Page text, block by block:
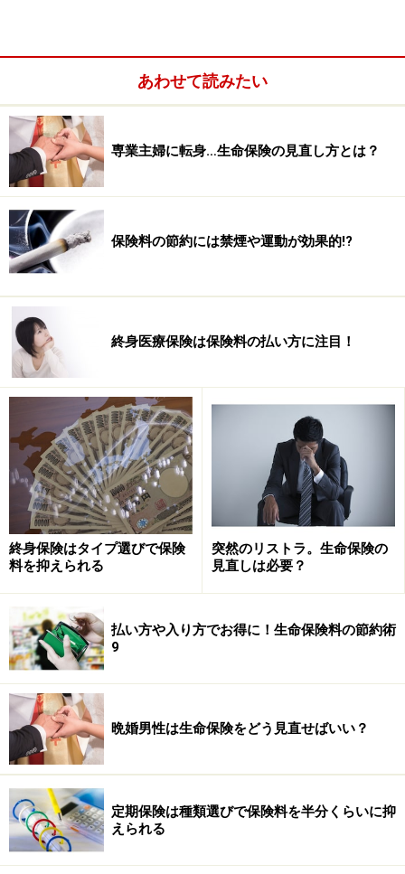
2種類の個人年金保険
個人年金保険には2つの種類があります。一つは、契約
時に受け取る年金が決まっていて、どんなに不況になっ
てもその金額が約束されている「定額」タイプ。もう一
つは受け取る年金が運用によって変わってくる「変額」
タイプです。それぞれについてご案内しましょう。
定額タイプの個人年金保険
「定額」タイプは、保険に加入（契約）する時に受け取
る年金、途中で解約したらいくらといった金額が決まっ
ています。加入時の経済状況、金利の動向などが今後も
ると考える人にあっています。
資産運用しないと損、分散長期投資で安定的なリターン
（運用による収益）を確保しよう、リスクを取らない運
用をしない人はそれ自体がリスクだ（結局インフレにな
ると信じている人は、そんな風に考えます、当たり前で
すね）と言われていました。いや現在も多くのＦＰ（フ
ァイナンシャルプランナー）がそう話しています。
しかし、ここ半年の世界同時不況においてはその理屈は
どこかに吹っ飛んでしまいました。
あわせて読みたい
専業主婦に転身…生命保険の見直し方とは？
保険料の節約には禁煙や運動が効果的!?
終身医療保険は保険料の払い方に注目！
終身保険はタイプ選びで保険
料を抑えられる
突然のリストラ。生命保険の
見直しは必要？
払い方や入り方でお得に！生命保険料の節約術
9
晩婚男性は生命保険をどう見直せばいい？
定期保険は種類選びで保険料を半分くらいに抑
えられる